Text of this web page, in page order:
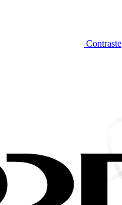
Contraste